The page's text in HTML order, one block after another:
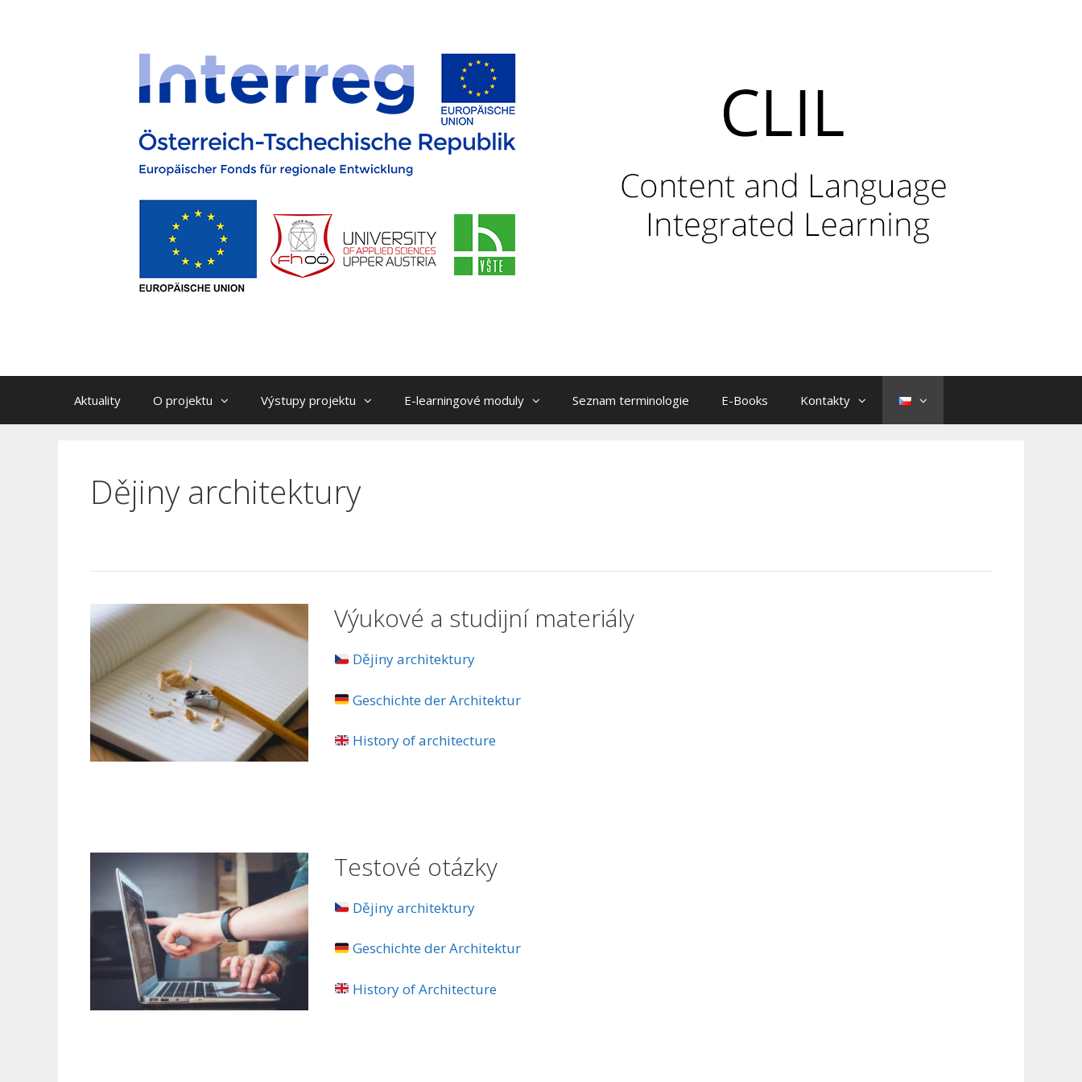
Aktuality O projektu Výstupy projektu E-learningové moduly Seznam terminologie E-Books Kontakty
Dějiny architektury
Výukové a studijní materiály
Dějiny architektury
Geschichte der Architektur
History of architecture
Testové otázky
Dějiny architektury
Geschichte der Architektur
History of Architecture